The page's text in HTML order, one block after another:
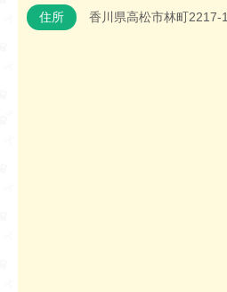
住所 香川県高松市林町2217-1